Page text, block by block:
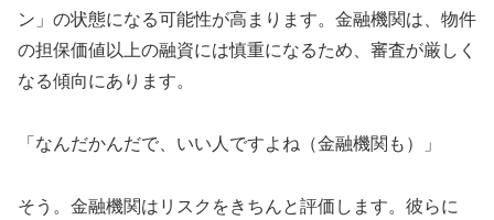
ン」の状態になる可能性が高まります。金融機関は、物件
の担保価値以上の融資には慎重になるため、審査が厳しく
なる傾向にあります。
「なんだかんだで、いい人ですよね（金融機関も）」
そう。金融機関はリスクをきちんと評価します。彼らに